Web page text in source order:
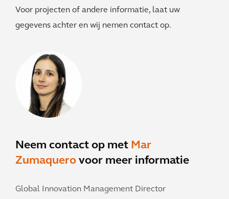
Voor projecten of andere informatie, laat uw
gegevens achter en wij nemen contact op.
Neem contact op met Mar
Zumaquero voor meer informatie
Global Innovation Management Director